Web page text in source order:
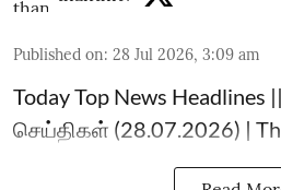
Published on: 28 Jul 2026, 3:09 am
Today Top News
செய்திகள் (28.07.2026) |